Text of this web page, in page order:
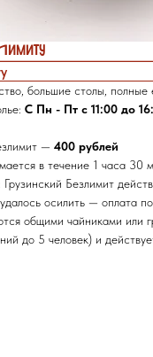
большие столы,
С Пн - Пт с 11:00 до
— 400 рублей
в течение 1 часа 30
Безлимит
осилить — оплата
общими чайниками
до 5 человек) и